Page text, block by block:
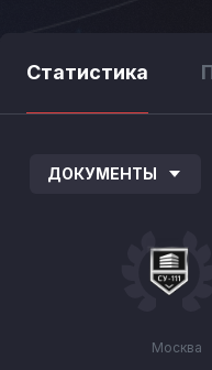
Статистика
ДОКУМЕНТЫ
Москва